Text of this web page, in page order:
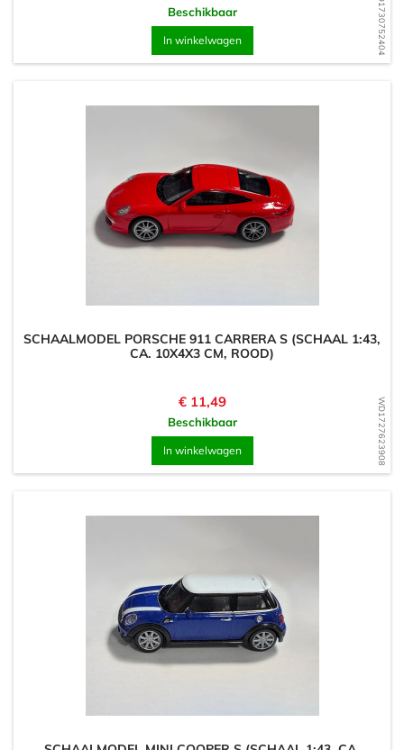
WD1730752404
Beschikbaar
In winkelwagen
WD1727623908
SCHAALMODEL PORSCHE 911 CARRERA S (SCHAAL 1:43,
CA. 10X4X3 CM, ROOD)
Prijs
€ 11,49
Beschikbaar
In winkelwagen